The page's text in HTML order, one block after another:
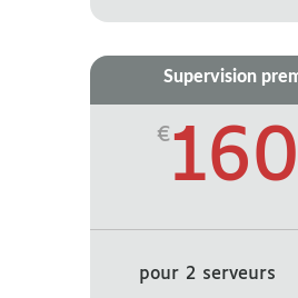
Supervision
€160
pour 2 serveurs